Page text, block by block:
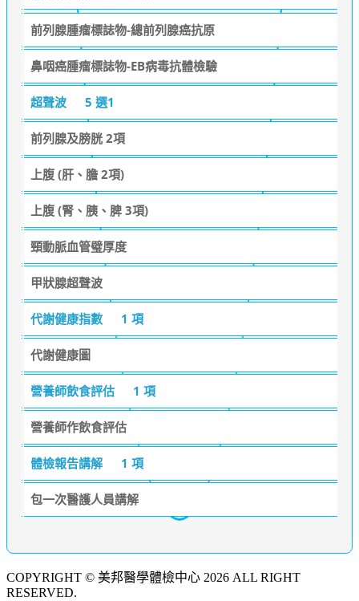
前列腺腫瘤標誌物-總前列腺癌抗原
鼻咽癌腫瘤標誌物-EB病毒抗體檢驗
超聲波 5 選1
前列腺及膀胱 2項
上腹 (肝、膽 2項)
上腹 (腎、胰、脾 3項)
頸動脈血管璧厚度
甲狀腺超聲波
代謝健康指數 1 項
代謝健康圖
營養師飲食評估 1 項
營養師作飲食評估
體檢報告講解 1 項
包一次醫護人員講解
COPYRIGHT © 美邦醫學體檢中心 2026 ALL RIGHT
RESERVED.